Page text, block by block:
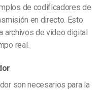
de codificadores de
en directo. Esto
archivos de vídeo digital
real.
son necesarios para la